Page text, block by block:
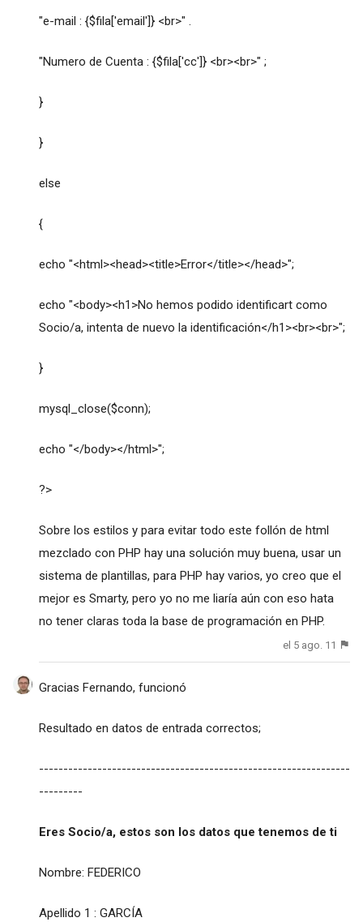
"e-mail : {$fila['email']} <br>" .
"Numero de Cuenta : {$fila['cc']} <br><br>" ;
}
}
else
{
echo "<html><head><title>Error</title></head>";
echo "<body><h1>No hemos podido identificart como
Socio/a, intenta de nuevo la identificación</h1><br><br>";
}
mysql_close($conn);
echo "</body></html>";
?>
Sobre los estilos y para evitar todo este follón de html
mezclado con PHP hay una solución muy buena, usar un
sistema de plantillas, para PHP hay varios, yo creo que el
mejor es Smarty, pero yo no me liaría aún con eso hata
no tener claras toda la base de programación en PHP.
el 5 ago. 11
Gracias Fernando, funcionó
Resultado en datos de entrada correctos;
----------------------------------------------------------------
---------
Eres Socio/a, estos son los datos que tenemos de ti
Nombre: FEDERICO
Apellido 1 : GARCÍA